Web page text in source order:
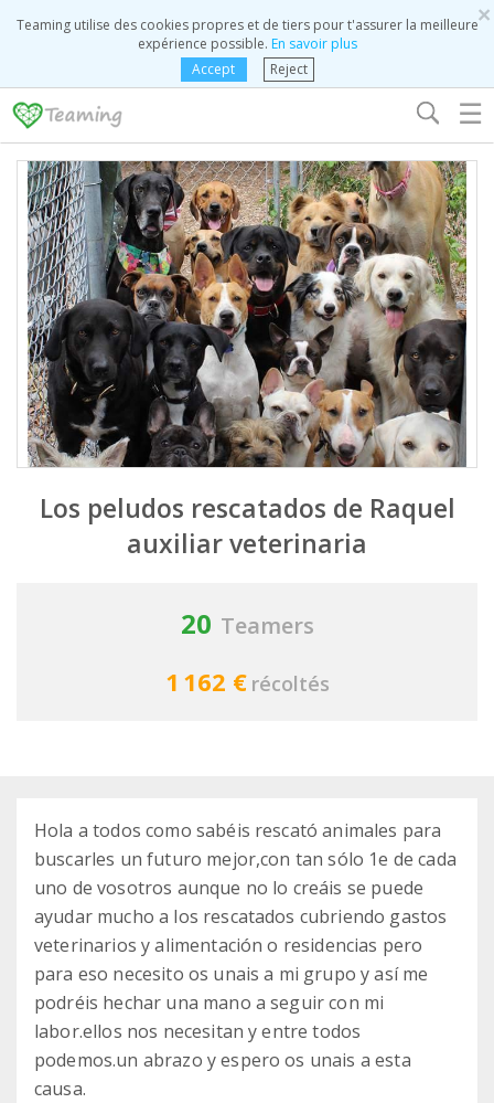
×
Teaming utilise des cookies propres et de tiers pour t'assurer la meilleure
expérience possible. En savoir plus
Accept
Reject
☰
Los peludos rescatados de Raquel
auxiliar veterinaria
20 Teamers
1 162 € récoltés
Hola a todos como sabéis rescató animales para
buscarles un futuro mejor,con tan sólo 1e de cada
uno de vosotros aunque no lo creáis se puede
ayudar mucho a los rescatados cubriendo gastos
veterinarios y alimentación o residencias pero
para eso necesito os unais a mi grupo y así me
podréis hechar una mano a seguir con mi
labor.ellos nos necesitan y entre todos
podemos.un abrazo y espero os unais a esta
causa.